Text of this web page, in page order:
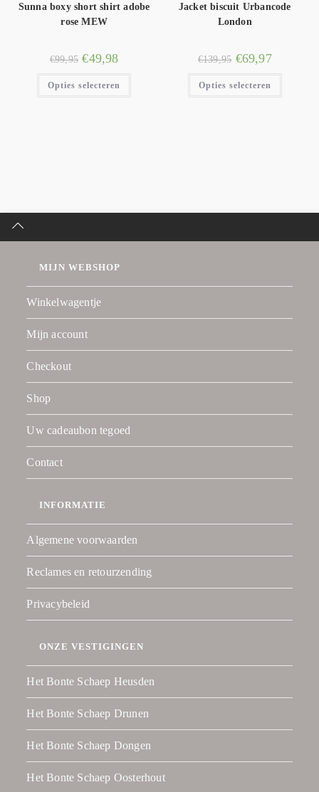
Sunna boxy short shirt adobe
rose MEW
€99,95 €49,98
Opties selecteren
Jacket biscuit Urbancode
London
€139,95 €69,97
Opties selecteren
MIJN WEBSHOP
Winkelwagentje
Mijn account
Checkout
Shop
Uw cadeaubon tegoed
Contact
INFORMATIE
Algemene voorwaarden
Reclames en retourzending
Privacybeleid
ONZE VESTIGINGEN
Het Bonte Schaep Heusden
Het Bonte Schaep Drunen
Het Bonte Schaep Dongen
Het Bonte Schaep Oosterhout